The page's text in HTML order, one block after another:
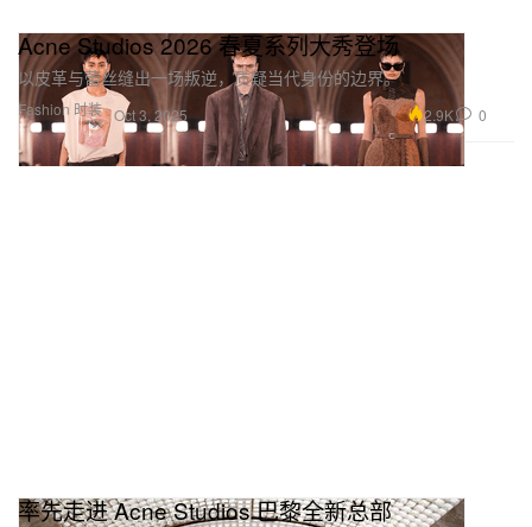
Fashion 时装
Acne Studios 2026 春夏系列大秀登场
以皮革与蕾丝缝出一场叛逆，质疑当代身份的边界。
Oct 3, 2025 2.9K 0
率先走进 Acne Studios 巴黎全新总部